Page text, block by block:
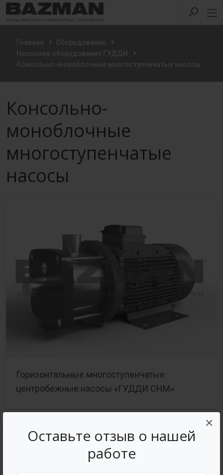
Оставьте отзыв о нашей
работе
×
Главная
Оборудование
Насосное оборудование ГУДДИ
Консольно-моноблочные многоступенчатые насосы
Консольно-
моноблочные
многоступенчатые
насосы
Горизонтальные многоступенчатые
центробежные насосы «ГУДДИ СНМ»